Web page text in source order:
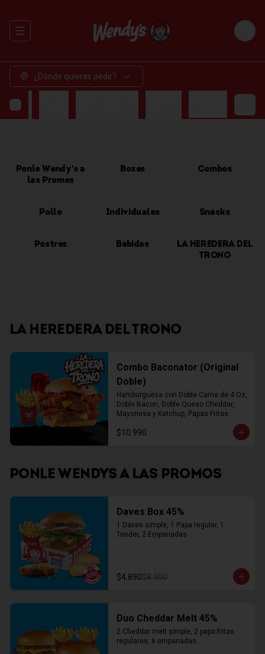
Abrir menu de navegación Login
¿Dónde quieres pedir?
Ponle Wendy's a
las Promos
Boxes Combos
Pollo Individuales Snacks
Postres Bebidas
LA HEREDERA DEL
TRONO
LA HEREDERA DEL TRONO
Combo Baconator (Original
Doble)
Hamburguesa con Doble Carne de 4 Oz,
Doble Bacon, Doble Queso Cheddar,
Mayonesa y Ketchup, Papas Fritas
$10.990
PONLE WENDYS A LAS PROMOS
Daves Box 45%
1 Daves simple, 1 Papa regular, 1
Tender, 2 Empanadas
$4.890$8.900
Duo Cheddar Melt 45%
2 Cheddar melt simple, 2 papa fritas
regulares, 6 empanadas